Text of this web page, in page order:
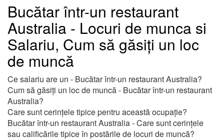
Bucătar într-un restaurant
Australia - Locuri de munca si
Salariu, Cum să găsiți un loc
de muncă
Ce salariu are un - Bucătar într-un restaurant Australia?
Cum să găsiți un loc de muncă - Bucătar într-un restaurant
Australia?
Care sunt cerințele tipice pentru această ocupație?
Bucătar într-un restaurant Australia - Care sunt cerințele
sau calificările tipice în postările de locuri de muncă?